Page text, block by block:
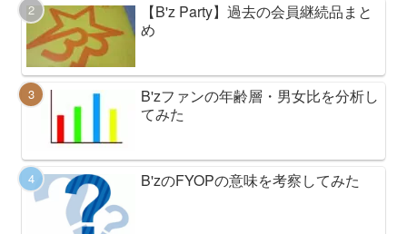
【B'z Party】過去の会員継続品まと
め
B'zファンの年齢層・男女比を分析し
てみた
B'zのFYOPの意味を考察してみた